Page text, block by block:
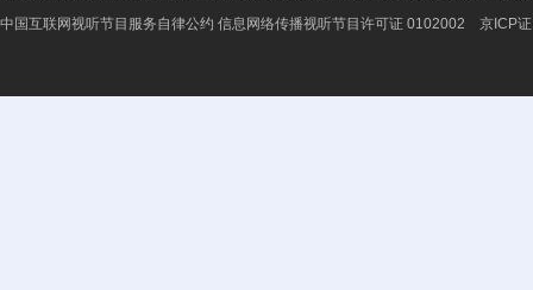
中国互联网视听节目服务自律公约 信息网络传播视听节目许可证 0102002 京ICP